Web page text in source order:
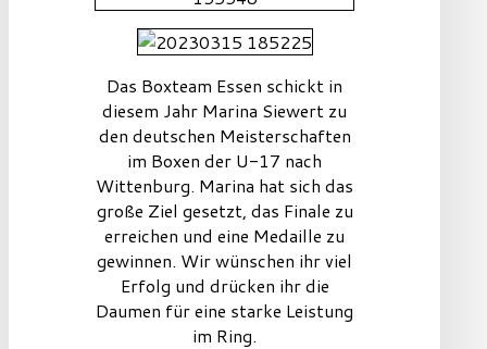
Das Boxteam Essen schickt in
diesem Jahr Marina Siewert zu
den deutschen Meisterschaften
im Boxen der U-17 nach
Wittenburg. Marina hat sich das
große Ziel gesetzt, das Finale zu
erreichen und eine Medaille zu
gewinnen. Wir wünschen ihr viel
Erfolg und drücken ihr die
Daumen für eine starke Leistung
im Ring.